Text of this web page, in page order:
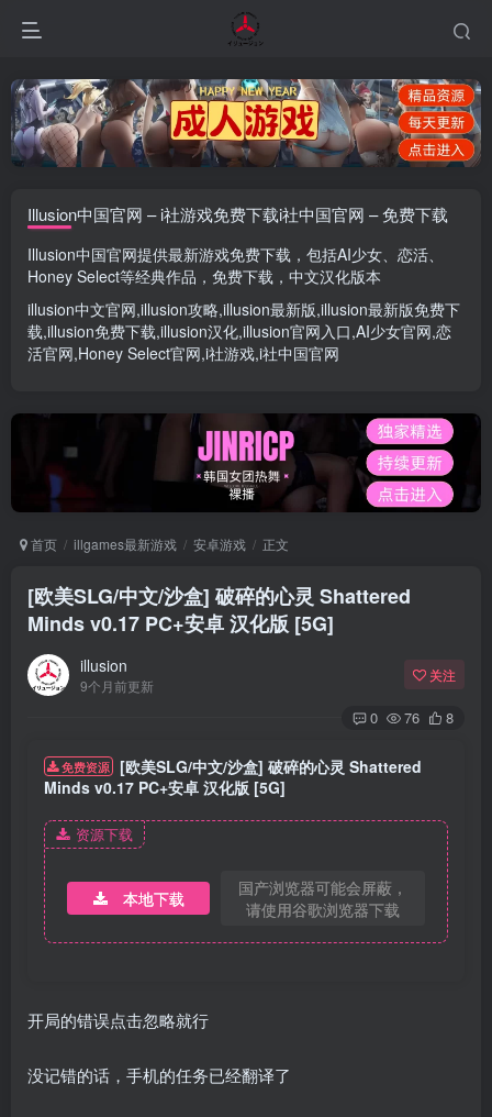
Illusion中国官网 – i社游戏免费下载i社中国官网 – 免费下载
Illusion中国官网提供最新游戏免费下载，包括AI少女、 恋活、
Honey Select等经典作品，免费下载，中文汉化版本
illusion中文官网,illusion攻略,illusion最新版,illusion最新版免费下
载,illusion免费下载,illusion汉化,illusion官网入口,AI少女官网,恋
活官网,Honey Select官网,i社游戏,i社中国官网
首页 illgames最新游戏 安卓游戏 正文
[欧美SLG/中文/沙盒] 破碎的心灵 Shattered
Minds v0.17 PC+安卓 汉化版 [5G]
illusion
9个月前更新
关注
0 76 8
免费资源
[欧美SLG/中文/沙盒] 破碎的心灵 Shattered
Minds v0.17 PC+安卓 汉化版 [5G]
资源下载
本地下载
国产浏览器可能会屏蔽，
请使用谷歌浏览器下载
开局的错误点击忽略就行
没记错的话，手机的任务已经翻译了